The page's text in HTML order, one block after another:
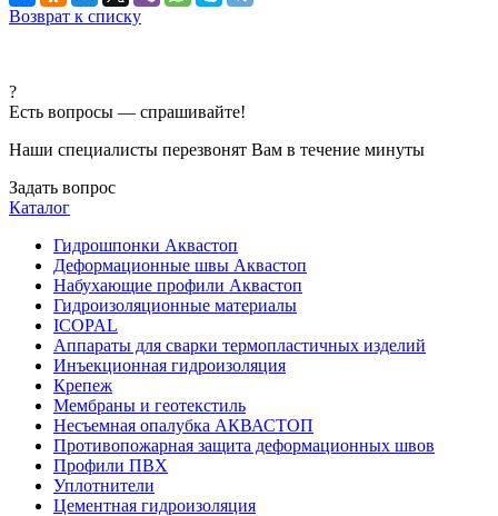
Возврат к списку
?
Есть вопросы — спрашивайте!
Наши специалисты перезвонят Вам в течение минуты
Задать вопрос
Каталог
Гидрошпонки Аквастоп
Деформационные швы Аквастоп
Набухающие профили Аквастоп
Гидроизоляционные материалы
ICOPAL
Аппараты для сварки термопластичных изделий
Инъекционная гидроизоляция
Крепеж
Мембраны и геотекстиль
Несъемная опалубка АКВАСТОП
Противопожарная защита деформационных швов
Профили ПВХ
Уплотнители
Цементная гидроизоляция